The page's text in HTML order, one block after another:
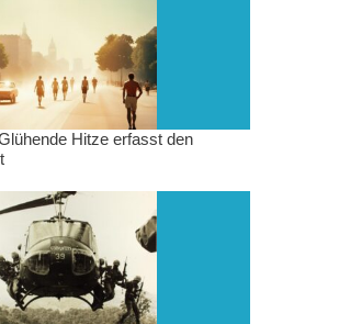
Hitze erfasst den